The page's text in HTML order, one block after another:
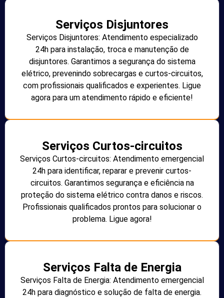
Serviços Disjuntores
Serviços Disjuntores: Atendimento especializado
24h para instalação, troca e manutenção de
disjuntores. Garantimos a segurança do sistema
elétrico, prevenindo sobrecargas e curtos-circuitos,
com profissionais qualificados e experientes. Ligue
agora para um atendimento rápido e eficiente!
Serviços Curtos-circuitos
Serviços Curtos-circuitos: Atendimento emergencial
24h para identificar, reparar e prevenir curtos-
circuitos. Garantimos segurança e eficiência na
proteção do sistema elétrico contra danos e riscos.
Profissionais qualificados prontos para solucionar o
problema. Ligue agora!
Serviços Falta de Energia
Serviços Falta de Energia: Atendimento emergencial
24h para diagnóstico e solução de falta de energia.